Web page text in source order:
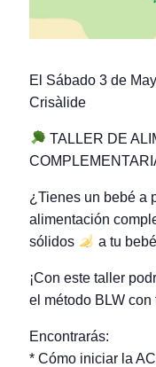
El Sábado 3 de
Crisàlide
TALLER DE
¿Tienes un bebé a
alimentación
sólidos
a tu
¡Con este taller
el método BLW con
Encontrarás:
* Cómo iniciar la